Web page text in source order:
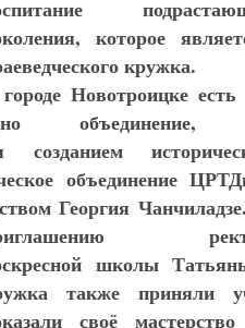
которое
кружка.
Новотроицке
объединение,
объединение
Георгия
школы
также приняли
своё